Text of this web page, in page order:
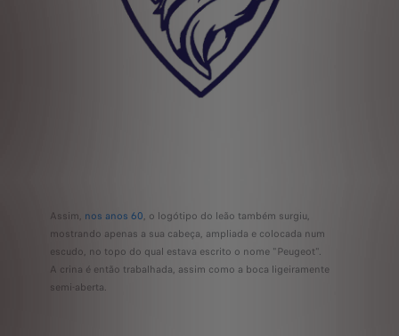
Assim, nos anos 60, o logótipo do leão também surgiu,
mostrando apenas a sua cabeça, ampliada e colocada num
escudo, no topo do qual estava escrito o nome "Peugeot".
A crina é então trabalhada, assim como a boca ligeiramente
semi-aberta.